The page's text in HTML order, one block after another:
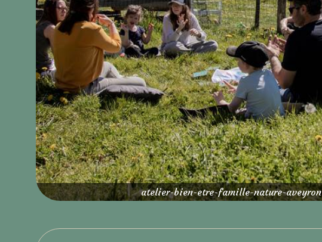
atelier-bien-etre-famille-nature-aveyron